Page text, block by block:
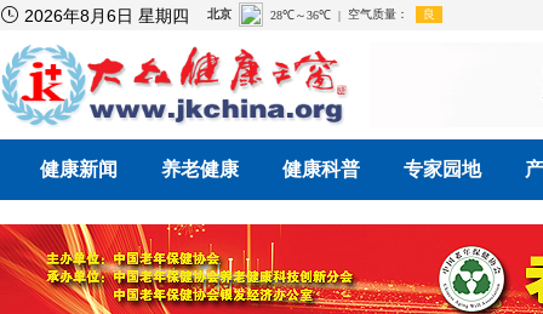
 2026年8月6日 星期四
健康新闻 养老健康 健康科普 专家园地